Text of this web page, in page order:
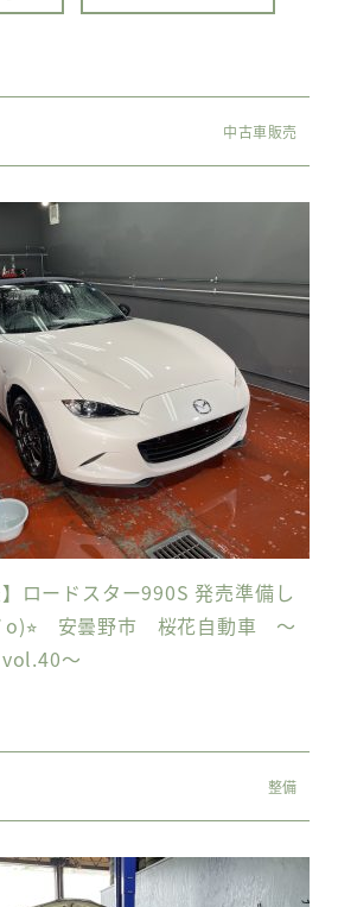
中古車販売
】ロードスター990S 発売準備し
安曇野市 桜花自動車 〜
〜
整備